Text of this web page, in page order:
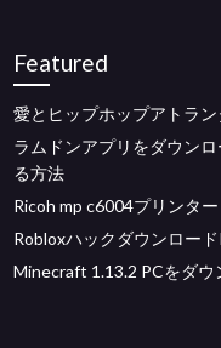
Featured
愛とヒップホップアトラ
ラムドンアプリをダウン
る方法
Ricoh mp c6004プリンタ
Robloxハックダウンロー
Minecraft 1.13.2 PCをダウ